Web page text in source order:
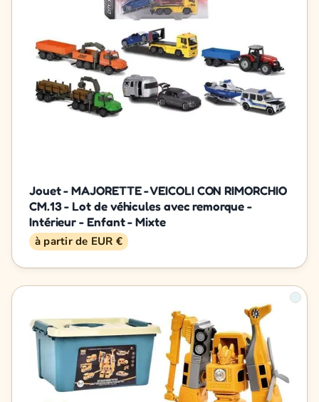
Jouet - MAJORETTE - VEICOLI CON RIMORCHIO
CM.13 - Lot de véhicules avec remorque -
Intérieur - Enfant - Mixte
à partir de EUR €